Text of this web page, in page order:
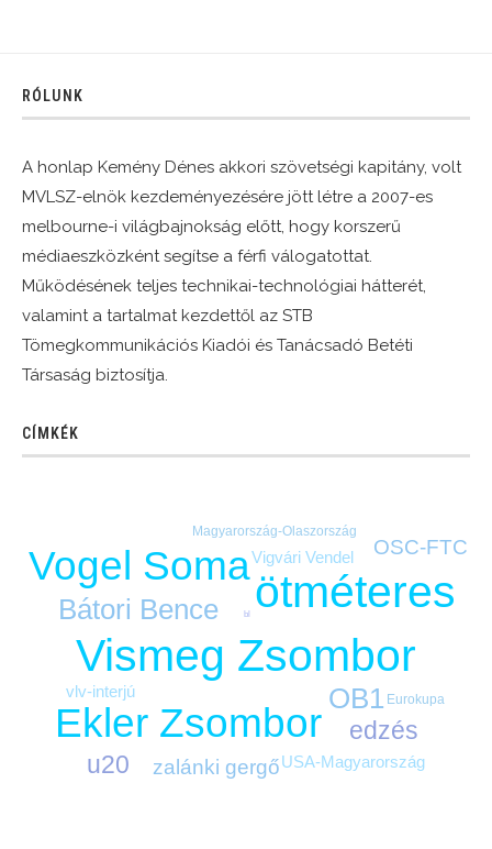
RÓLUNK
A honlap Kemény Dénes akkori szövetségi kapitány, volt
MVLSZ-elnök kezdeményezésére jött létre a 2007-es
melbourne-i világbajnokság előtt, hogy korszerű
médiaeszközként segítse a férfi válogatottat.
Működésének teljes technikai-technológiai hátterét,
valamint a tartalmat kezdettől az STB
Tömegkommunikációs Kiadói és Tanácsadó Betéti
Társaság biztosítja.
CÍMKÉK
Vismeg Zsombor
ötméteres
Ekler Zsombor
Vogel Soma
Bátori Bence
OB1
edzés
u20
OSC-FTC
zalánki gergőUSA-Magyarország
Vigvári Vendel
vlv-interjú Eurokupa
Magyarország-Olaszország
bl